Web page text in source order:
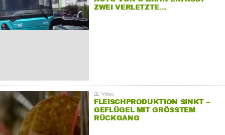
ZWEI VERLETZTE…
FLEISCHPRODUKTION SINKT –
GEFLÜGEL MIT GRÖSSTEM R
ÜCKGANG